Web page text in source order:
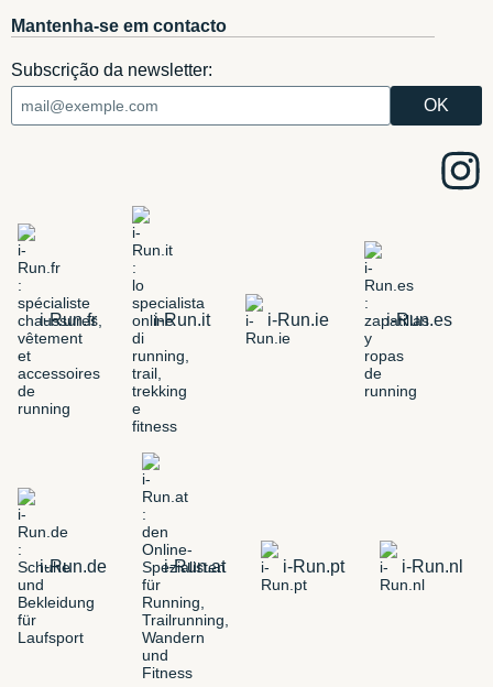
Mantenha-se em contacto
Subscrição da newsletter:
i-Run.fr i-Run.it i-Run.ie i-Run.es
i-Run.de i-Run.at i-Run.pt i-Run.nl